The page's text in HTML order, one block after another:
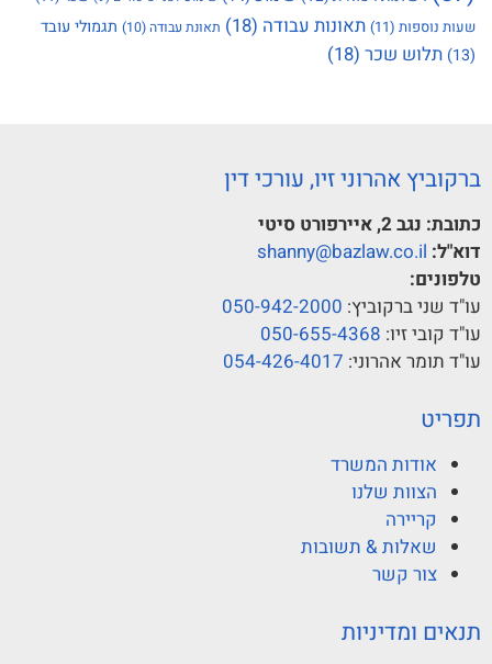
שעות נוספות (11) תאונות עבודה (18) תאונת עבודה (10)
תגמולי עובד
(13)
תלוש שכר (18)
ברקוביץ אהרוני זיו, עורכי דין
כתובת: נגב 2, איירפורט סיטי
דוא"ל: shanny@bazlaw.co.il
טלפונים:
עו"ד שני ברקוביץ: 050-942-2000
עו"ד קובי זיו: 050-655-4368
עו"ד תומר אהרוני: 054-426-4017
תפריט
אודות המשרד
הצוות שלנו
קריירה
שאלות & תשובות
צור קשר
תנאים ומדיניות